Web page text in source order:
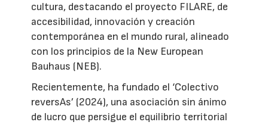
cultura, destacando el proyecto FILARE, de
accesibilidad, innovación y creación
contemporánea en el mundo rural, alineado
con los principios de la New European
Bauhaus (NEB).
Recientemente, ha fundado el ‘Colectivo
reversAs’ (2024), una asociación sin ánimo
de lucro que persigue el equilibrio territorial